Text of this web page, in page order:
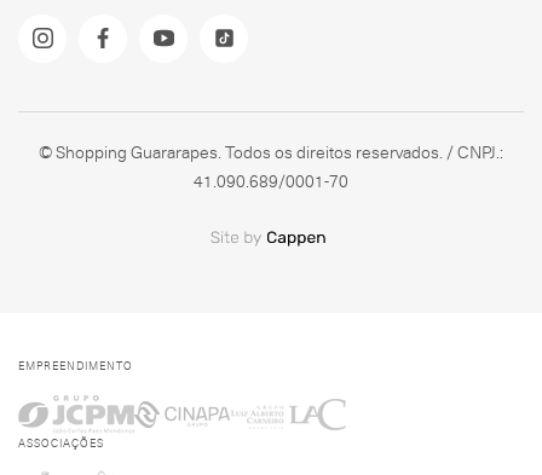
© Shopping Guararapes. Todos os direitos reservados. / CNPJ.:
41.090.689/0001-70
EMPREENDIMENTO
ASSOCIAÇÕES